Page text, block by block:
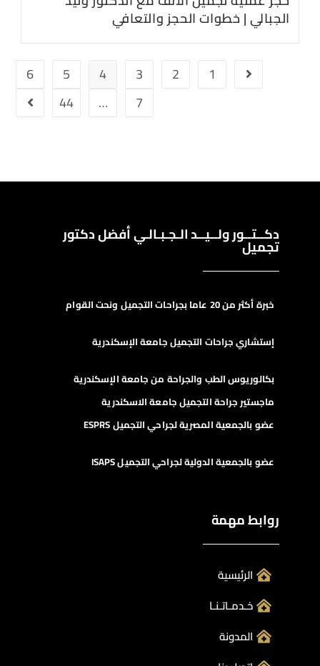
الجبالي | خطوات الحجز والتعافي
1
2
3
4
5
6
7
…
44
دكــتــور ولــيــد الـجـبـالـي أفضل دكتور
تجميل
خبرة أكثر من 20 عاما بجراحات التجميل ونحت القوام
إستشاري جراحات التجميل جامعة الإسكندرية
بكالوريوس الطب والجراحة من جامعة الإسكندرية
ماجستير جراحة التجميل جامعة الاسكندرية
عضو بالجمعية المصرية لجراحي التجميل ESPRS
عضو بالجمعية الدولية لجراحي التجميل ISAPS
روابط مهمة
الرئيسية
خـدمـاتـنـا
المدونة